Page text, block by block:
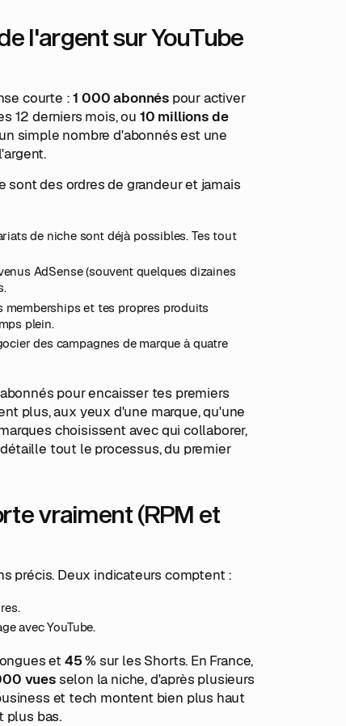
l'argent sur YouTube
courte :1 000 abonnés pour activer
12 derniers mois, ou 10 millions de
simple nombre d'abonnés est une
sont des ordres de grandeur et jamais
de niche sont déjà possibles. Tes tout
AdSense (souvent quelques dizaines
et tes propres produits
plein.
des campagnes de marque à quatre
pour encaisser tes premiers
plus, aux yeux d'une marque, qu'une
choisissent avec qui collaborer,
tout le processus, du premier
vraiment (RPM et
précis. Deux indicateurs comptent :
avec YouTube.
et 45 %sur les Shorts. En France,
vuesselon la niche, d'après plusieurs
et tech montent bien plus haut
plus bas.